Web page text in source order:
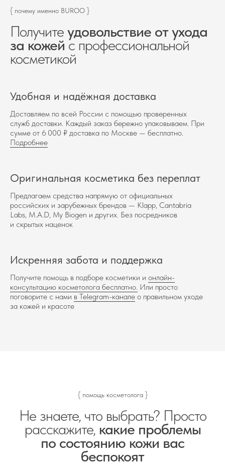
Получитеудовольствие от ухода
за кожей с профессиональной
косметикой
{ почему именно BUROO }
Удобная и надёжная доставка
Получите помощь в подборе косметики и онлайн-
консультацию косметолога бесплатно. Или просто
поговорите с нами в Telegram-канале о правильном уходе
за кожей и красоте
Искренняя забота и поддержка
Предлагаем средства напрямую от официальных
российских и зарубежных брендов — Klapp, Cantabria
Labs, M.A.D, My Biogen и других. Без посредников
и скрытых наценок
Оригинальная косметика без переплат
Доставляем по всей России с помощью проверенных
служб доставки. Каждый заказ бережно упаковываем. При
сумме от 6 000 ₽ доставка по Москве — бесплатно.
Подробнее
{ помощь косметолога }
Не знаете, что выбрать? Просто
расскажите, какие проблемы
по состоянию кожи вас
беспокоят